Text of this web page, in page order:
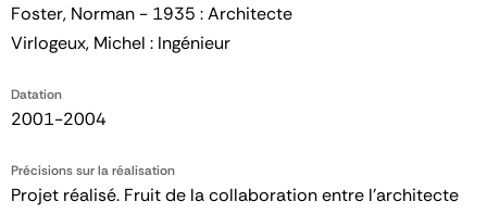
Foster, Norman - 1935 : Architecte
Virlogeux, Michel : Ingénieur
Datation
2001-2004
Précisions sur la réalisation
Projet réalisé. Fruit de la collaboration entre l’architecte